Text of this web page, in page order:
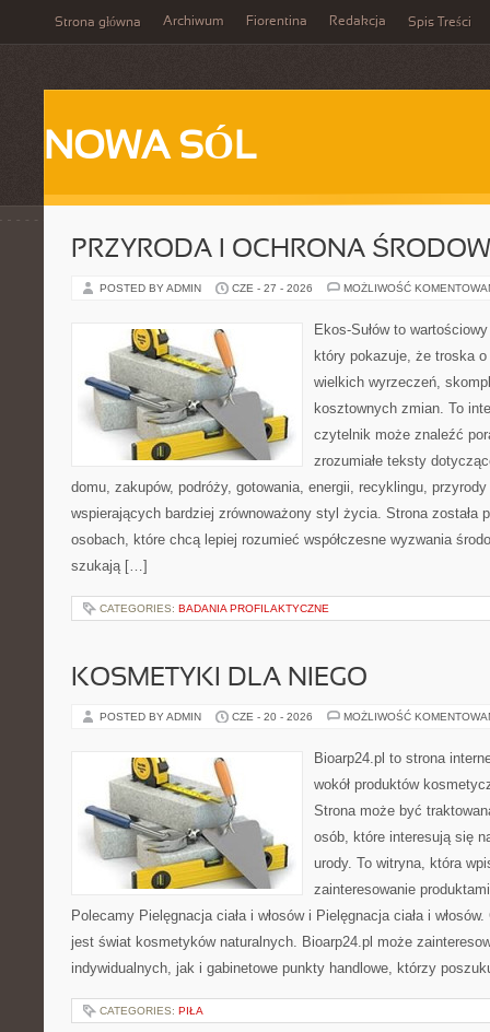
Strona główna Archiwum Fiorentina Redakcja Spis Treści
NOWA SÓL
PRZYRODA I OCHRONA
POSTED BY ADMIN CZE - 27 - 2026 MOŻLIWOŚĆ
Ekos-Sułów to
który pokazuje, że troska
wielkich wyrzeczeń,
kosztownych zmian. To
czytelnik może znaleźć
zrozumiałe teksty
domu, zakupów, podróży, gotowania, energii, recyklingu,
wspierających bardziej zrównoważony styl życia. Strona została
osobach, które chcą lepiej rozumieć współczesne wyzwania
szukają […]
CATEGORIES: BADANIA PROFILAKTYCZNE
KOSMETYKI DLA NIEGO
POSTED BY ADMIN CZE - 20 - 2026 MOŻLIWOŚĆ
Bioarp24.pl to strona
wokół produktów
Strona może być
osób, które interesują się
urody. To witryna, która
zainteresowanie
Polecamy Pielęgnacja ciała i włosów i Pielęgnacja ciała i
jest świat kosmetyków naturalnych. Bioarp24.pl może
indywidualnych, jak i gabinetowe punkty handlowe, którzy
CATEGORIES: PIŁA